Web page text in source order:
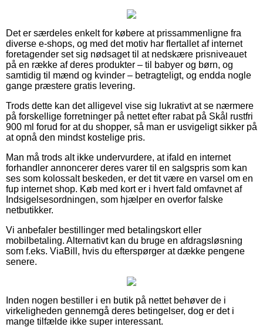
Det er særdeles enkelt for købere at prissammenligne fra
diverse e-shops, og med det motiv har flertallet af internet
foretagender set sig nødsaget til at nedskære prisniveauet
på en række af deres produkter – til babyer og børn, og
samtidig til mænd og kvinder – betragteligt, og endda nogle
gange præstere gratis levering.
Trods dette kan det alligevel vise sig lukrativt at se nærmere
på forskellige forretninger på nettet efter rabat på Skål rustfri
900 ml forud for at du shopper, så man er usvigeligt sikker på
at opnå den mindst kostelige pris.
Man må trods alt ikke undervurdere, at ifald en internet
forhandler annoncerer deres varer til en salgspris som kan
ses som kolossalt beskeden, er det tit være en varsel om en
fup internet shop. Køb med kort er i hvert fald omfavnet af
Indsigelsesordningen, som hjælper en overfor falske
netbutikker.
Vi anbefaler bestillinger med betalingskort eller
mobilbetaling. Alternativt kan du bruge en afdragsløsning
som f.eks. ViaBill, hvis du efterspørger at dække pengene
senere.
Inden nogen bestiller i en butik på nettet behøver de i
virkeligheden gennemgå deres betingelser, dog er det i
mange tilfælde ikke super interessant.